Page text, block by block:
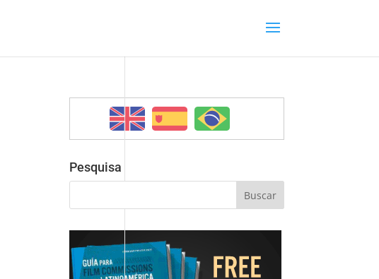
Pesquisa